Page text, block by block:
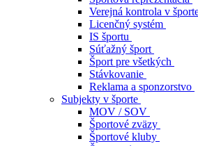
Verejná kontrola v
Licenčný systém
IS športu
Súťažný šport
Šport pre všetkých
Stávkovanie
Reklama a sponzorstvo
Subjekty v športe
MOV / SOV
Športové zväzy
Športové kluby